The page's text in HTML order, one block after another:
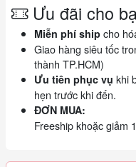
Ưu đãi cho
Miễn phí ship cho
Giao hàng siêu tốc
thành TP.HCM)
Ưu tiên phục vụ khi
hẹn trước khi đến.
ĐƠN MUA:
Freeship khoặc giảm